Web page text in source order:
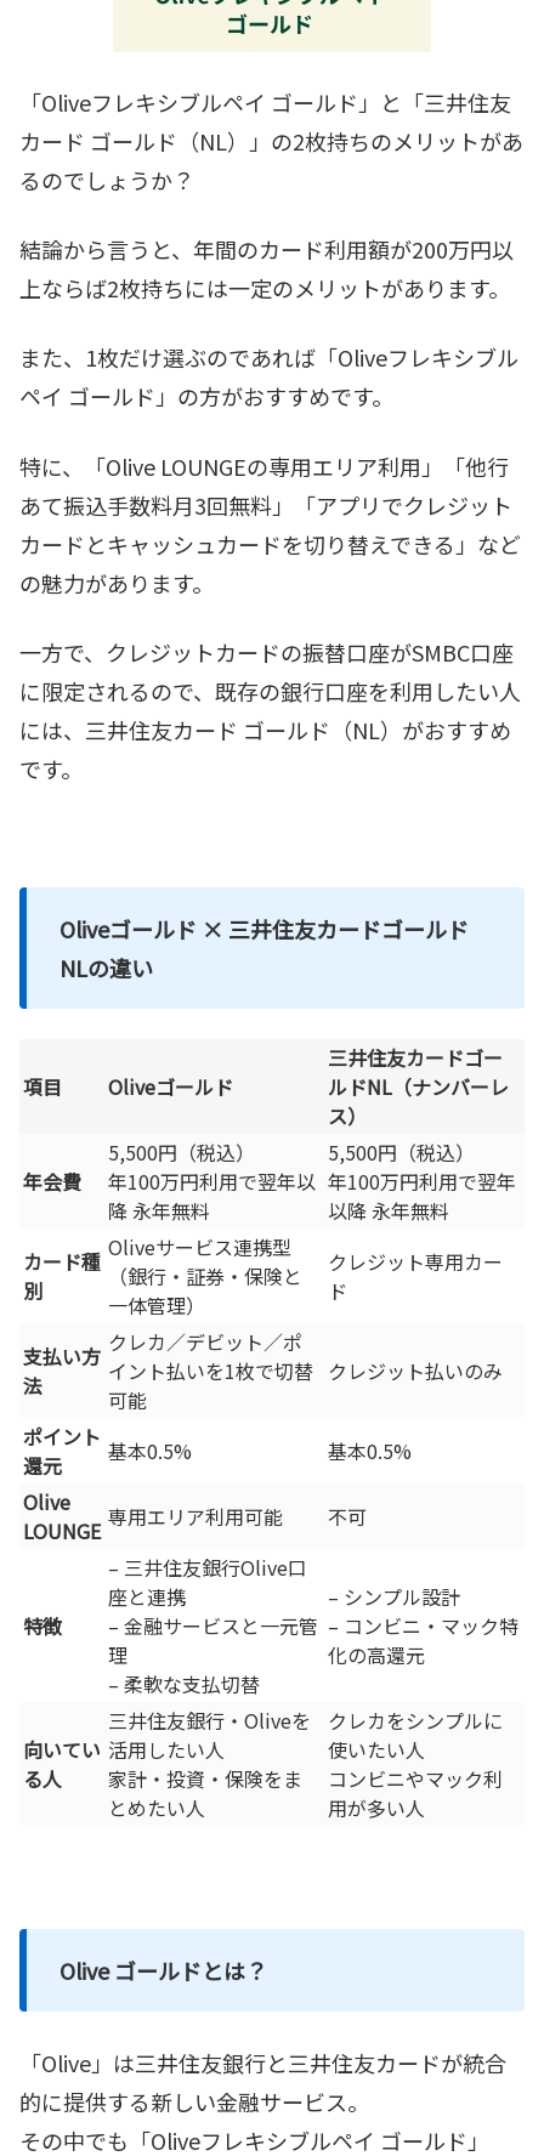
「Oliveフレキシブルペイ ゴールド」と「三井住友
カード ゴールド（NL）」の2枚持ちのメリットがあ
るのでしょうか？
結論から言うと、年間のカード利用額が200万円以
上ならば2枚持ちには一定のメリットがあります。
また、1枚だけ選ぶのであれば「Oliveフレキシブル
ペイ ゴールド」の方がおすすめです。
特に、「Olive LOUNGEの専用エリア利用」「他行
あて振込手数料月3回無料」「アプリでクレジット
カードとキャッシュカードを切り替えできる」など
の魅力があります。
一方で、クレジットカードの振替口座がSMBC口座
に限定されるので、既存の銀行口座を利用したい人
には、三井住友カード ゴールド（NL）がおすすめ
です。
Oliveゴールド × 三井住友カードゴールド
NLの違い
項目 Oliveゴールド
三井住友カードゴー
ルドNL（ナンバーレ
ス）
年会費
5,500円（税込）
年100万円利用で翌年以
降 永年無料
5,500円（税込）
年100万円利用で翌年
以降 永年無料
カード種
別
Oliveサービス連携型
（銀行・証券・保険と
一体管理）
クレジット専用カー
ド
支払い方
法
クレカ／デビット／ポ
イント払いを1枚で切替
可能
クレジット払いのみ
ポイント
還元
基本0.5%
基本0.5%
Olive
LOUNGE 専用エリア利用可能 不可
特徴
– 三井住友銀行Olive口
座と連携
– 金融サービスと一元管
理
– 柔軟な支払切替
– シンプル設計
– コンビニ・マック特
化の高還元
向いてい
る人
三井住友銀行・Oliveを
活用したい人
家計・投資・保険をま
とめたい人
クレカをシンプルに
使いたい人
コンビニやマック利
用が多い人
Olive ゴールドとは？
「Olive」は三井住友銀行と三井住友カードが統合
的に提供する新しい金融サービス。
その中でも「Oliveフレキシブルペイ ゴールド」